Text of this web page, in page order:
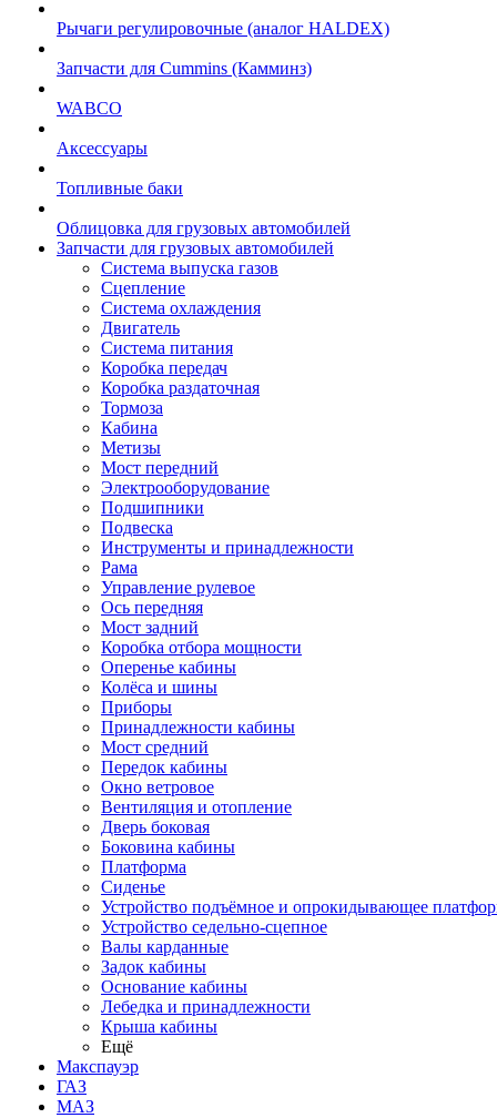
Рычаги регулировочные (аналог HALDEX)
Запчасти для Cummins (Камминз)
WABCO
Аксессуары
Топливные баки
Облицовка для грузовых автомобилей
Запчасти для грузовых автомобилей
Система выпуска газов
Сцепление
Система охлаждения
Двигатель
Система питания
Коробка передач
Коробка раздаточная
Тормоза
Кабина
Метизы
Мост передний
Электрооборудование
Подшипники
Подвеска
Инструменты и принадлежности
Рама
Управление рулевое
Ось передняя
Мост задний
Коробка отбора мощности
Оперенье кабины
Колёса и шины
Приборы
Принадлежности кабины
Мост средний
Передок кабины
Окно ветровое
Вентиляция и отопление
Дверь боковая
Боковина кабины
Платформа
Сиденье
Устройство подъёмное и опрокидывающее
Устройство седельно-сцепное
Валы карданные
Задок кабины
Основание кабины
Лебедка и принадлежности
Крыша кабины
Ещё
Макспауэр
ГАЗ
МАЗ